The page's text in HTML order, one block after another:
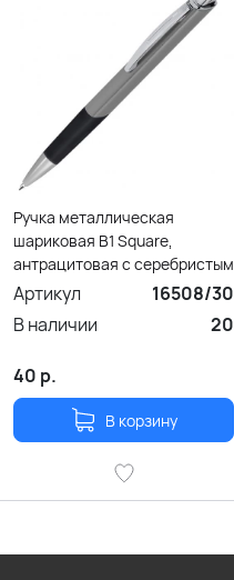
Ручка металлическая
шариковая B1 Square,
антрацитовая с серебристым
Артикул
16508/30
В наличии
20
40 р.
В корзину